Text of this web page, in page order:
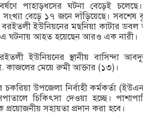
পাহাড়ধসের ঘটনা বেড়েই
সংখ্যা বেড়ে ১৭ জনে দাঁড়িয়েছে।
ইউনিয়নের মছনিয়া কাটার ডবল
এ ঘটনায় আহত হয়েছেন আরও এক নারী।
ইউনিয়নের স্থানীয় বাসিন্দা
মেয়ে রুমী আক্তার (১৩)।
চকরিয়া উপজেলা নির্বাহী কর্মকর্তা
চিকিৎসা দেওয়া হচ্ছে।
প্রয়োজনীয় সহায়তা প্রদান করা হবে।